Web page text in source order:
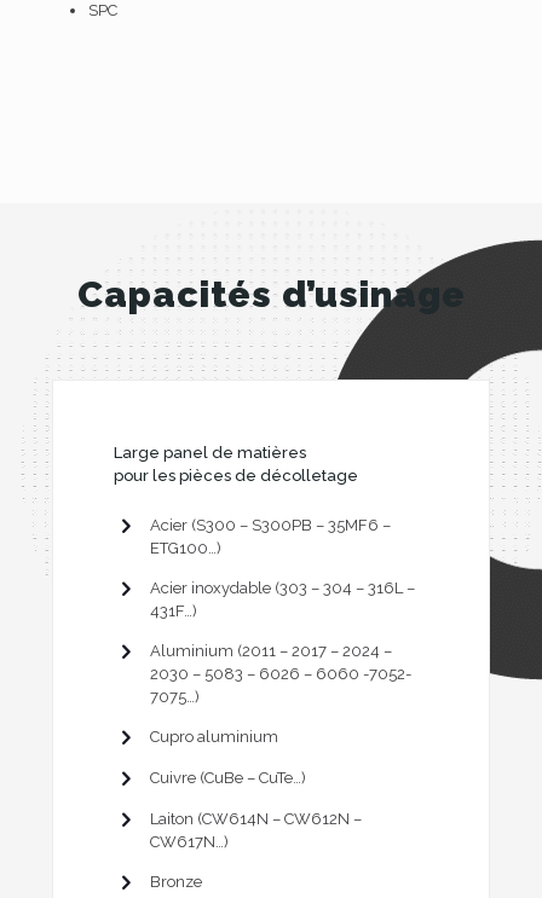
SPC
Capacités d’usinage
Large panel de matières
pour les pièces de décolletage
Acier (S300 – S300PB – 35MF6 –
ETG100…)
Acier inoxydable (303 – 304 – 316L –
431F…)
Aluminium (2011 – 2017 – 2024 –
2030 – 5083 – 6026 – 6060 -7052-
7075…)
Cupro aluminium
Cuivre (CuBe – CuTe…)
Laiton (CW614N – CW612N –
CW617N…)
Bronze